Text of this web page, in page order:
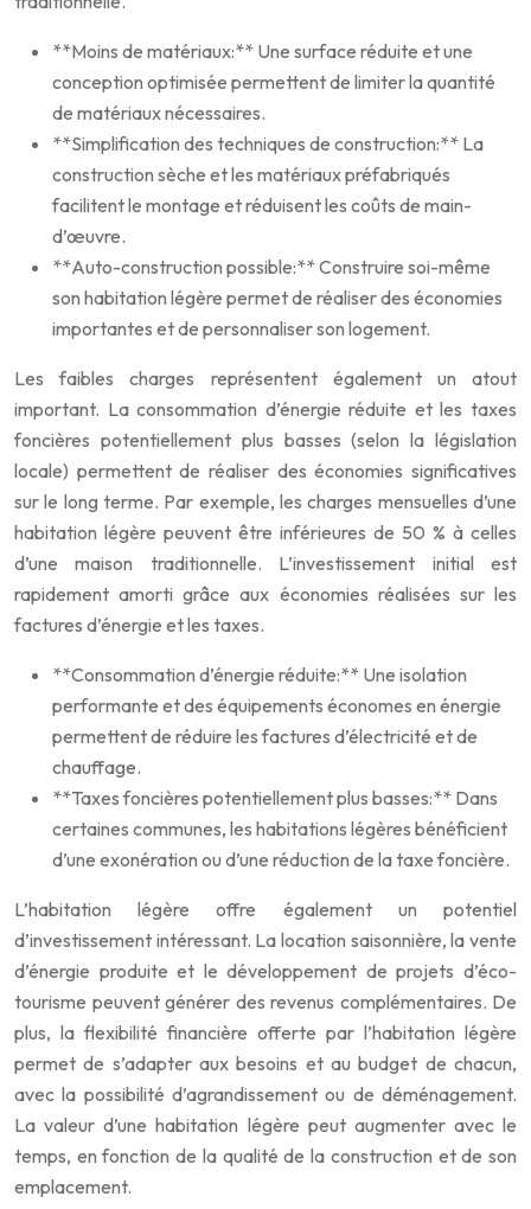
**Moins de matériaux:** Une surface réduite et une
conception optimisée permettent de limiter la quantité
de matériaux nécessaires.
**Simplification des techniques de construction:** La
construction sèche et les matériaux préfabriqués
facilitent le montage et réduisent les coûts de main-
d’œuvre.
**Auto-construction possible:** Construire soi-même
son habitation légère permet de réaliser des économies
importantes et de personnaliser son logement.
Les faibles charges représentent également un atout
important. La consommation d’énergie réduite et les taxes
foncières potentiellement plus basses (selon la législation
locale) permettent de réaliser des économies significatives
sur le long terme. Par exemple, les charges mensuelles d’une
habitation légère peuvent être inférieures de 50 % à celles
d’une maison traditionnelle. L’investissement initial est
rapidement amorti grâce aux économies réalisées sur les
factures d’énergie et les taxes.
**Consommation d’énergie réduite:** Une isolation
performante et des équipements économes en énergie
permettent de réduire les factures d’électricité et de
chauffage.
**Taxes foncières potentiellement plus basses:** Dans
certaines communes, les habitations légères bénéficient
d’une exonération ou d’une réduction de la taxe foncière.
L’habitation légère offre également un potentiel
d’investissement intéressant. La location saisonnière, la vente
d’énergie produite et le développement de projets d’éco-
tourisme peuvent générer des revenus complémentaires. De
plus, la flexibilité financière offerte par l’habitation légère
permet de s’adapter aux besoins et au budget de chacun,
avec la possibilité d’agrandissement ou de déménagement.
La valeur d’une habitation légère peut augmenter avec le
temps, en fonction de la qualité de la construction et de son
emplacement.